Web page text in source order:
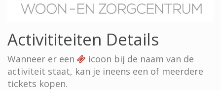
Activititeiten Details
Wanneer er een
icoon bij de naam van de
activiteit staat, kan je ineens een of meerdere
tickets kopen.